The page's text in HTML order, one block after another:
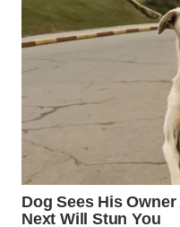
WAHANA
TANI
WAHANA
ADVOKAT